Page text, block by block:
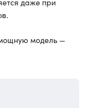
даже при
модель —